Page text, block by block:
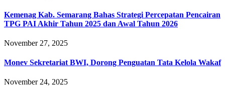
Kemenag Kab. Semarang Bahas Strategi Percepatan Pencairan
TPG PAI Akhir Tahun 2025 dan Awal Tahun 2026
November 27, 2025
Monev Sekretariat BWI, Dorong Penguatan Tata Kelola Wakaf
November 24, 2025